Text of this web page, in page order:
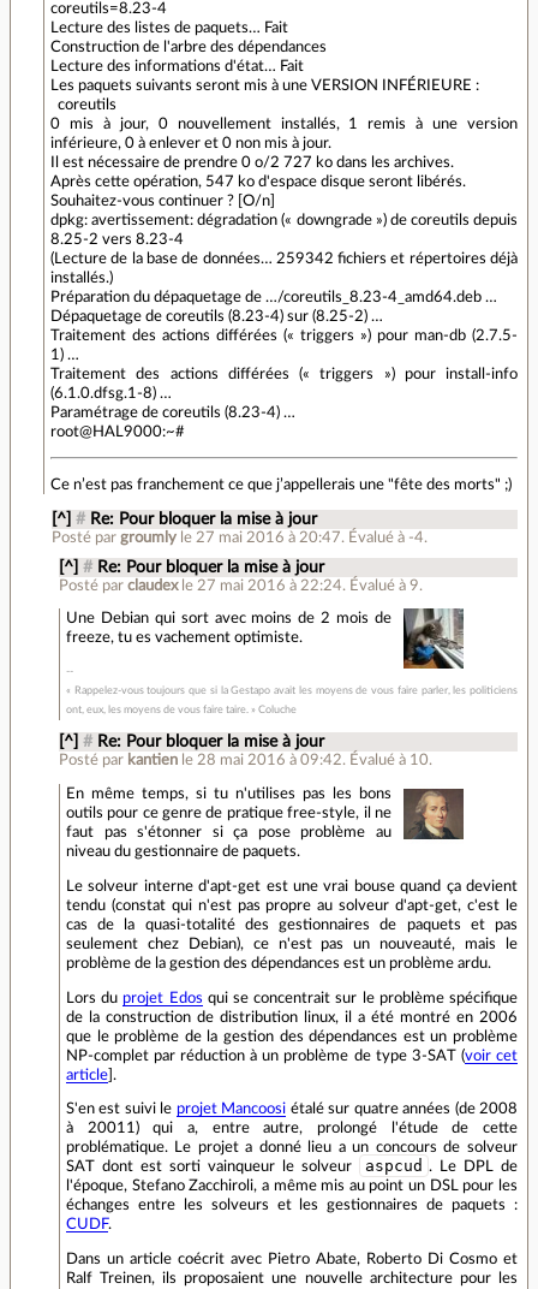
coreutils=8.23-4
Lecture des listes de paquets… Fait
Construction de l'arbre des dépendances
Lecture des informations d'état… Fait
Les paquets suivants seront mis à une VERSION INFÉRIEURE :
coreutils
0 mis à jour, 0 nouvellement installés, 1 remis à une version
inférieure, 0 à enlever et 0 non mis à jour.
Il est nécessaire de prendre 0 o/2 727 ko dans les archives.
Après cette opération, 547 ko d'espace disque seront libérés.
Souhaitez-vous continuer ? [O/n]
dpkg: avertissement: dégradation (« downgrade ») de coreutils depuis
8.25-2 vers 8.23-4
(Lecture de la base de données… 259342 fichiers et répertoires déjà
installés.)
Préparation du dépaquetage de …/coreutils_8.23-4_amd64.deb …
Dépaquetage de coreutils (8.23-4) sur (8.25-2) …
Traitement des actions différées (« triggers ») pour man-db (2.7.5-
1) …
Traitement des actions différées (« triggers ») pour install-info
(6.1.0.dfsg.1-8) …
Paramétrage de coreutils (8.23-4) …
root@HAL9000:~#
Ce n’est pas franchement ce que j’appellerais une "fête des morts" ;)
[^] # Re: Pour bloquer la mise à jour
Posté par groumly le 27 mai 2016 à 20:47. Évalué à -4.
[^] # Re: Pour bloquer la mise à jour
Posté par claudex le 27 mai 2016 à 22:24. Évalué à 9.
Une Debian qui sort avec moins de 2 mois de
freeze, tu es vachement optimiste.
« Rappelez-vous toujours que si la Gestapo avait les moyens de vous faire parler, les politiciens
ont, eux, les moyens de vous faire taire. » Coluche
[^] # Re: Pour bloquer la mise à jour
Posté par kantien le 28 mai 2016 à 09:42. Évalué à 10.
En même temps, si tu n'utilises pas les bons
outils pour ce genre de pratique free-style, il ne
faut pas s'étonner si ça pose problème au
niveau du gestionnaire de paquets.
Le solveur interne d'apt-get est une vrai bouse quand ça devient
tendu (constat qui n'est pas propre au solveur d'apt-get, c'est le
cas de la quasi-totalité des gestionnaires de paquets et pas
seulement chez Debian), ce n'est pas un nouveauté, mais le
problème de la gestion des dépendances est un problème ardu.
Lors du projet Edos qui se concentrait sur le problème spécifique
de la construction de distribution linux, il a été montré en 2006
que le problème de la gestion des dépendances est un problème
NP-complet par réduction à un problème de type 3-SAT (voir cet
article].
S'en est suivi le projet Mancoosi étalé sur quatre années (de 2008
à 20011) qui a, entre autre, prolongé l'étude de cette
problématique. Le projet a donné lieu a un concours de solveur
SAT dont est sorti vainqueur le solveur
aspcud . Le DPL de
l'époque, Stefano Zacchiroli, a même mis au point un DSL pour les
échanges entre les solveurs et les gestionnaires de paquets :
CUDF.
Dans un article coécrit avec Pietro Abate, Roberto Di Cosmo et
Ralf Treinen, ils proposaient une nouvelle architecture pour les